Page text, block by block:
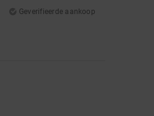
Geverifieerde aankoop